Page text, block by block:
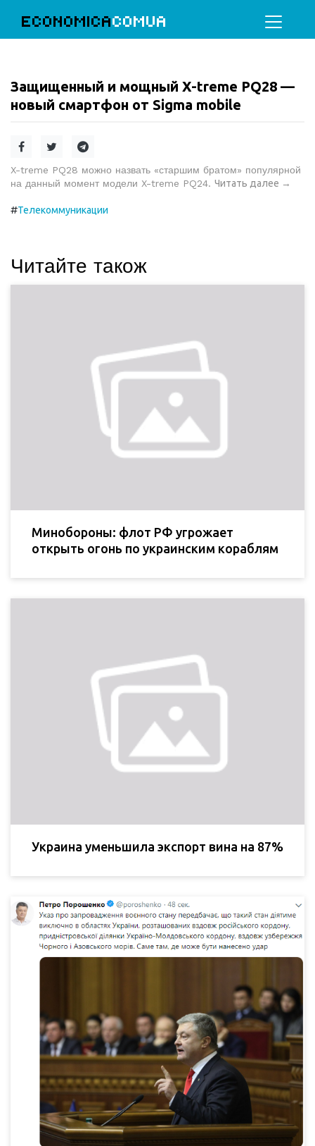
ECONOMICACOMUA
Защищенный и мощный X-treme PQ28 —
новый смартфон от Sigma mobile
X-treme PQ28 можно назвать «старшим братом» популярной
на данный момент модели X-treme PQ24. Читать далее →
#Телекоммуникации
Читайте також
Минобороны: флот РФ угрожает
открыть огонь по украинским кораблям
Украина уменьшила экспорт вина на 87%